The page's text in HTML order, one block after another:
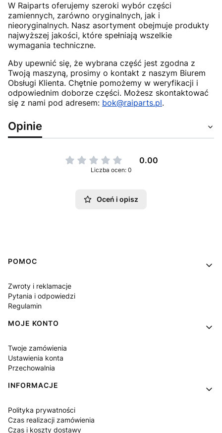
W Raiparts oferujemy szeroki wybór części
zamiennych, zarówno oryginalnych, jak i
nieoryginalnych. Nasz asortyment obejmuje produkty
najwyższej jakości, które spełniają wszelkie
wymagania techniczne.
Aby upewnić się, że wybrana część jest zgodna z
Twoją maszyną, prosimy o kontakt z naszym Biurem
Obsługi Klienta. Chętnie pomożemy w weryfikacji i
odpowiednim doborze części. Możesz skontaktować
się z nami pod adresem: bok@raiparts.pl.
Opinie
0.00
Liczba ocen: 0
Oceń i opisz
Linki w stopce
POMOC
Zwroty i reklamacje
Pytania i odpowiedzi
Regulamin
MOJE KONTO
Twoje zamówienia
Ustawienia konta
Przechowalnia
INFORMACJE
Polityka prywatności
Czas realizacji zamówienia
Czas i koszty dostawy